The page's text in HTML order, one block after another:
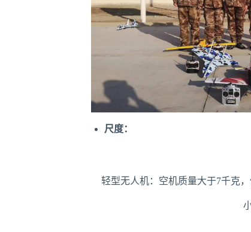
尺度：
轻型无人机：空机质量大于7千克